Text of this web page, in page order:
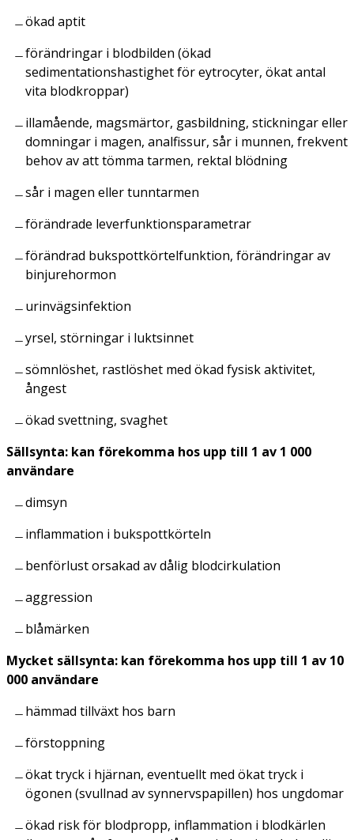
ökad aptit
förändringar i blodbilden (ökad
sedimentationshastighet för eytrocyter, ökat antal
vita blodkroppar)
illamående, magsmärtor, gasbildning, stickningar eller
domningar i magen, analfissur, sår i munnen, frekvent
behov av att tömma tarmen, rektal blödning
sår i magen eller tunntarmen
förändrade leverfunktionsparametrar
förändrad bukspottkörtelfunktion, förändringar av
binjurehormon
urinvägsinfektion
yrsel, störningar i luktsinnet
sömnlöshet, rastlöshet med ökad fysisk aktivitet,
ångest
ökad svettning, svaghet
Sällsynta: kan förekomma hos upp till 1 av 1 000
användare
dimsyn
inflammation i bukspottkörteln
benförlust orsakad av dålig blodcirkulation
aggression
blåmärken
Mycket sällsynta: kan förekomma hos upp till 1 av 10
000 användare
hämmad tillväxt hos barn
förstoppning
ökat tryck i hjärnan, eventuellt med ökat tryck i
ögonen (svullnad av synnervspapillen) hos ungdomar
ökad risk för blodpropp, inflammation i blodkärlen